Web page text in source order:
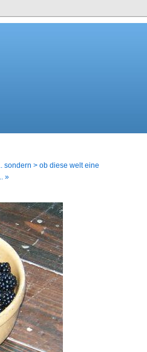
sondern > ob diese welt eine
»